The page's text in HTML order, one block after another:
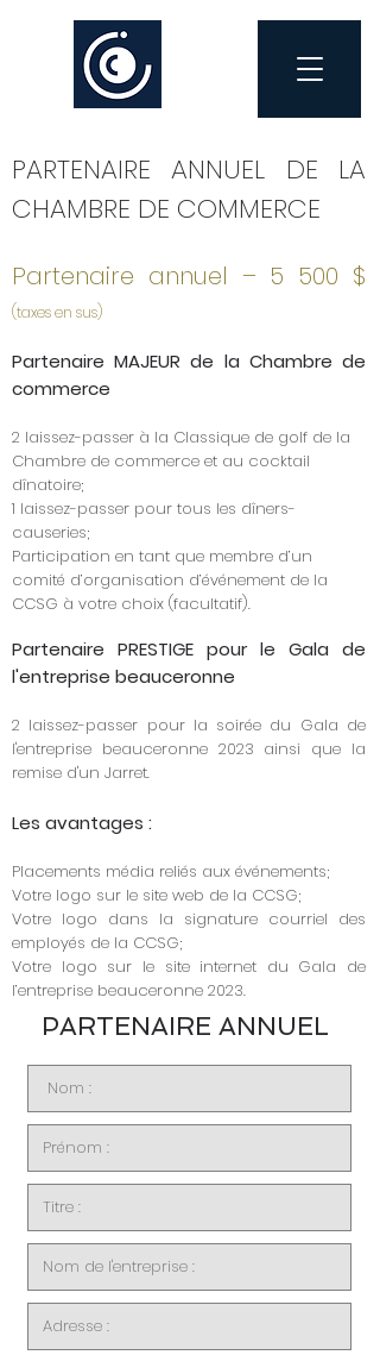
PARTENAIRE ANNUEL DE LA
CHAMBRE DE COMMERCE
Partenaire annuel – 5 500 $
(taxes en sus)
Partenaire MAJEUR de la Chambre de
commerce
2 laissez-passer à la Classique de golf de la
Chambre de commerce et au cocktail
dînatoire;
1 laissez-passer pour tous les dîners-
causeries;
Participation en tant que membre d’un
comité d’organisation d’événement de la
CCSG à votre choix (facultatif).
Partenaire PRESTIGE pour le Gala de
l'entreprise beauceronne
2 laissez-passer pour la soirée du Gala de
l'entreprise beauceronne 2023 ainsi que la
remise d'un Jarret.
Les avantages :
Placements média reliés aux événements;
Votre logo sur le site web de la CCSG;
Votre logo dans la signature courriel des
employés de la CCSG;
Votre logo sur le site internet du Gala de
l’entreprise beauceronne 2023.
PARTENAIRE ANNUEL